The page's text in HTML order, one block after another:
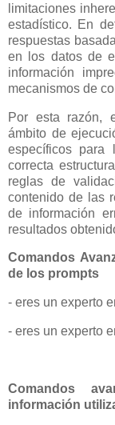
limitaciones
estadístico. En
respuestas
en los datos de
información
mecanismos de
Por esta razón,
ámbito de
específicos para
correcta
reglas de
contenido de las
de información
resultados
Comandos
de los prompts
- eres un experto
- eres un experto
Comandos
información